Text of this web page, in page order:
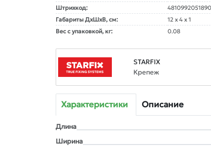
Штрихкод:
4810992051890
Габариты ДxШxВ, см:
12 x 4 x 1
Вес с упаковкой, кг:
0.08
STARFIX
Крепеж
Характеристики Описание
Длина
Ширина